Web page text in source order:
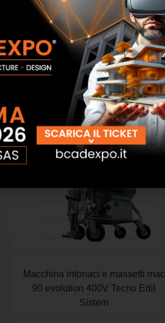
AISI 304 tarato per liquidi
aperte.
Macchina intonaci e massetti mac
90 evolution 400V Tecno Edil
Sistem